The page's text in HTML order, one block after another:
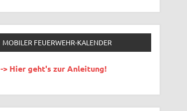
MOBILER FEUERWEHR-KALENDER
-> Hier geht's zur Anleitung!